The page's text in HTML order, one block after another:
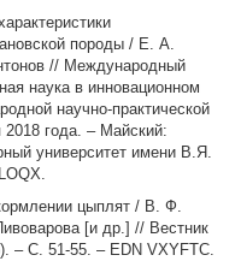
породы / Е. А.
// Международный
наука в инновационном
научно-практической
года. – Майский:
университет имени В.Я.
цыплят / В. Ф.
[и др.] // Вестник
– С. 51-55. – EDN VXYFTC.